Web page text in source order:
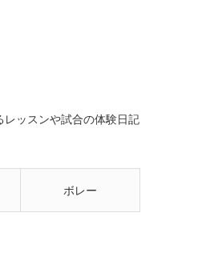
ッスンや試合の体験日記
ボレー